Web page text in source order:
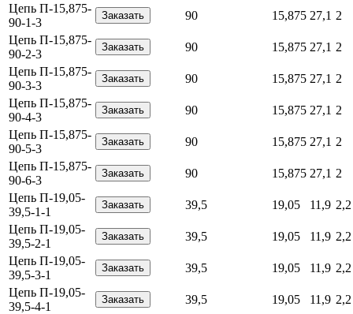
Цепь П-15,875-
90-1-3
90 15,875 27,1 2
Цепь П-15,875-
90-2-3
90 15,875 27,1 2
Цепь П-15,875-
90-3-3
90 15,875 27,1 2
Цепь П-15,875-
90-4-3
90 15,875 27,1 2
Цепь П-15,875-
90-5-3
90 15,875 27,1 2
Цепь П-15,875-
90-6-3
90 15,875 27,1 2
Цепь П-19,05-
39,5-1-1
39,5 19,05 11,9 2,2
Цепь П-19,05-
39,5-2-1
39,5 19,05 11,9 2,2
Цепь П-19,05-
39,5-3-1
39,5 19,05 11,9 2,2
Цепь П-19,05-
39,5-4-1
39,5 19,05 11,9 2,2